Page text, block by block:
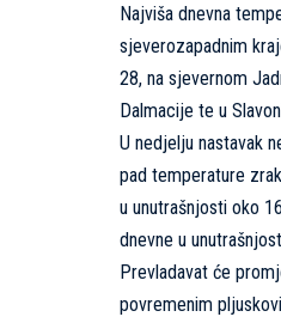
Najviša dnevna
sjeverozapadnim
28, na sjevernom
Dalmacije te u
U nedjelju nastavak
pad temperature
u unutrašnjosti oko
dnevne u
Prevladavat će
povremenim